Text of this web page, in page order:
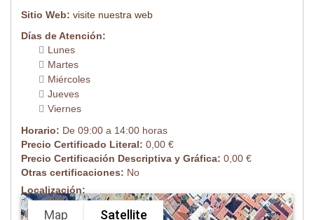
Sitio Web: visite nuestra web
Días de Atención:
Lunes
Martes
Miércoles
Jueves
Viernes
Horario: De 09:00 a 14:00 horas
Precio Certificado Literal: 0,00 €
Precio Certificación Descriptiva y Gráfica: 0,00 €
Otras certificaciones: No
Localización:
Map Satellite